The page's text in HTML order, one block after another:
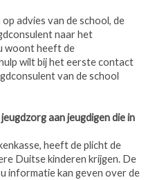
advies van de school, de
naar het
woont heeft de
wilt bij het eerste contact
van de school
aan jeugdigen die in
heeft de plicht de
Duitse kinderen krijgen. De
informatie kan geven over de